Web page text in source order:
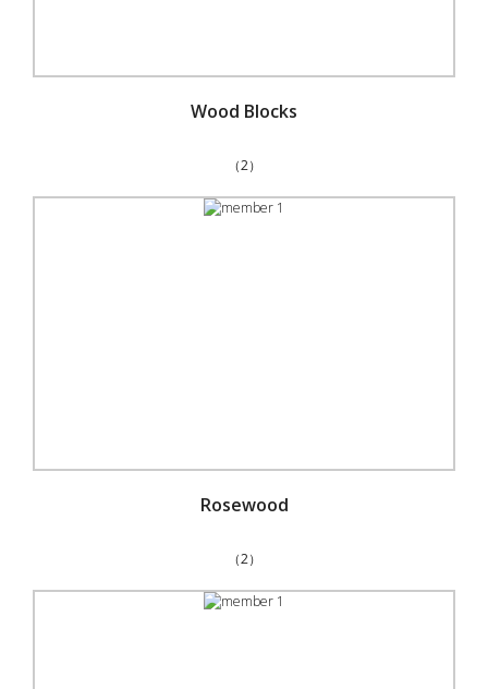
Wood Blocks
（2）
Rosewood
（2）